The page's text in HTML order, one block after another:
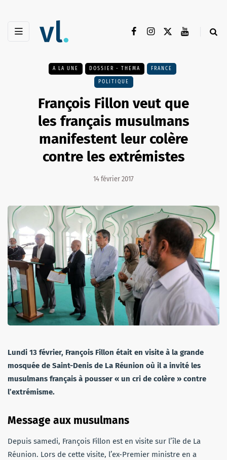
A LA UNE DOSSIER - THEMA FRANCE
POLITIQUE
François Fillon veut que
les français musulmans
manifestent leur colère
contre les extrémistes
14 février 2017
Lundi 13 février, François Fillon était en visite à la grande
mosquée de Saint-Denis de La Réunion où il a invité les
musulmans français à pousser « un cri de colère » contre
l’extrémisme.
Message aux musulmans
Depuis samedi, François Fillon est en visite sur l’île de La
Réunion. Lors de cette visite, l’ex-Premier ministre en a